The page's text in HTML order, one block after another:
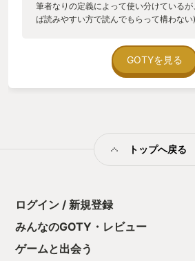
筆者なりの定義によって使い分けている
ば読みやすい方で読んでもらって構わな
が、大量にリリースされ、ローグライク戦
を迎えている。この手のジャンルを形容す
棒」、「時間が溶ける」、「人をダメにす
ことで、オリジナリティのある作品が登場
ック崩しに、ローグライク要素を掛け合わ
先へ推し進めたと言える。その点こそ、本
ティであると私は考える。 本作の開発は
Kenny Sun氏で、発売はインディーゲーム
GOTYを見る
トップへ戻る
ログイン / 新規登録
みんなのGOTY・レビュー
ゲームと出会う